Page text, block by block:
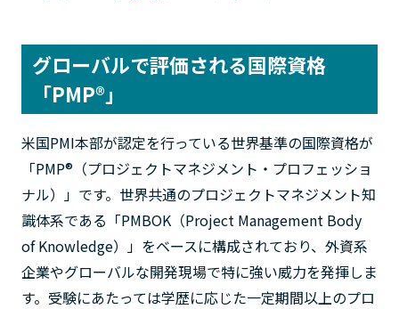
グローバルで評価される国際資格
「PMP®」
米国PMI本部が認定を行っている世界基準の国際資格が
「PMP®（プロジェクトマネジメント・プロフェッショ
ナル）」です。世界共通のプロジェクトマネジメント知
識体系である「PMBOK（Project Management Body
of Knowledge）」をベースに構成されており、外資系
企業やグローバルな開発現場で特に強い威力を発揮しま
す。受験にあたっては学歴に応じた一定期間以上のプロ